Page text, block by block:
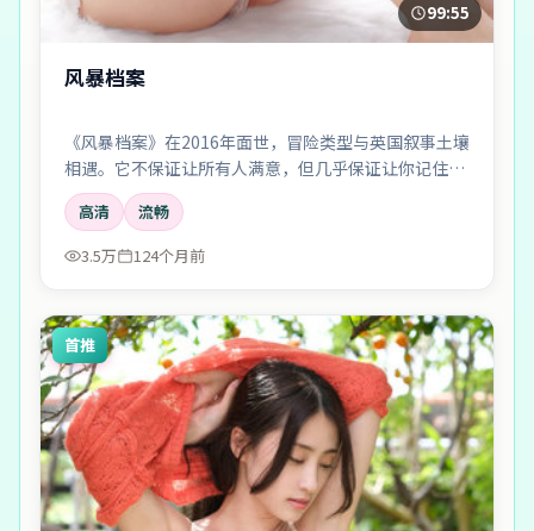
99:55
风暴档案
《风暴档案》在2016年面世，冒险类型与英国叙事土壤
相遇。它不保证让所有人满意，但几乎保证让你记住一
两个镜头、一两句对白，以及散场后心里那点挥之不去
的回声。
高清
流畅
3.5万
124个月前
首推